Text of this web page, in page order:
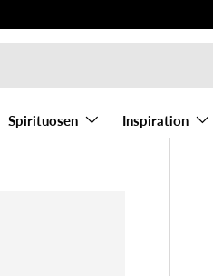
Spirituosen Inspiration